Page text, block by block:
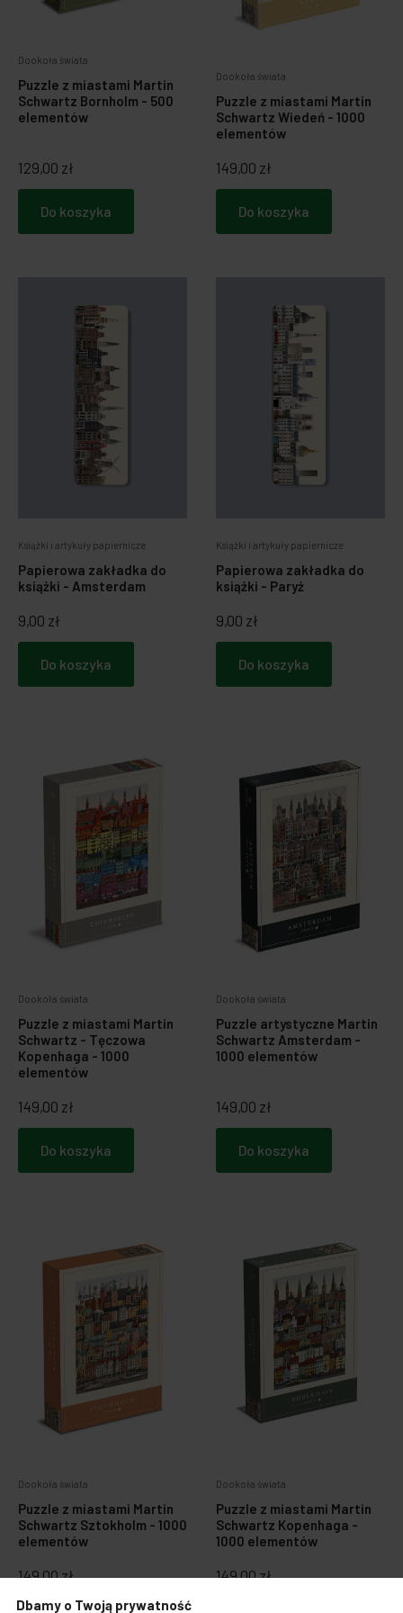
Dookoła świata
Puzzle z miastami Martin
Schwartz Bornholm - 500
elementów
129,00 zł
Do koszyka
Dookoła świata
Puzzle z miastami Martin
Schwartz Wiedeń - 1000
elementów
149,00 zł
Do koszyka
Książki i artykuły papiernicze
Papierowa zakładka do
książki - Amsterdam
9,00 zł
Do koszyka
Książki i artykuły papiernicze
Papierowa zakładka do
książki - Paryż
9,00 zł
Do koszyka
Dookoła świata
Puzzle z miastami Martin
Schwartz - Tęczowa
Kopenhaga - 1000
elementów
149,00 zł
Do koszyka
Dookoła świata
Puzzle artystyczne Martin
Schwartz Amsterdam -
1000 elementów
149,00 zł
Do koszyka
Dookoła świata
Puzzle z miastami Martin
Schwartz Sztokholm - 1000
elementów
149,00 zł
Dookoła świata
Puzzle z miastami Martin
Schwartz Kopenhaga -
1000 elementów
149,00 zł
Dbamy o Twoją prywatność
Breloczki, zawieszki, magnesy
LOQI torby i plecaki
Notatniki i notesy
Spinacze i zakładki
Dookoła świata